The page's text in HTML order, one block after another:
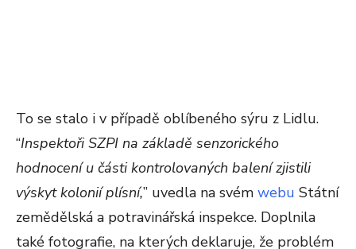
To se stalo i v případě oblíbeného sýru z Lidlu.
“Inspektoři SZPI na základě senzorického
hodnocení u části kontrolovaných balení zjistili
výskyt kolonií plísní,” uvedla na svém webu Státní
zemědělská a potravinářská inspekce. Doplnila
také fotografie, na kterých deklaruje, že problém